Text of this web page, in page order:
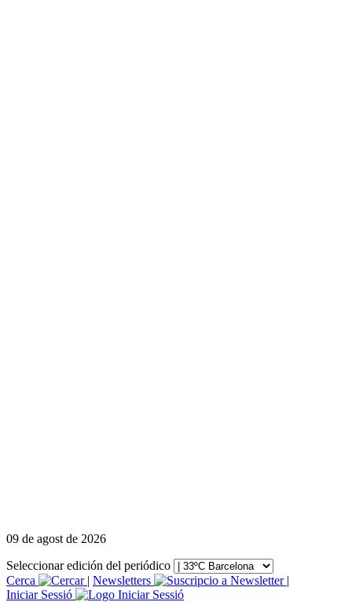
09 de agost de 2026
Seleccionar edición del periódico
Cerca
| Newsletters
|
Iniciar Sessió